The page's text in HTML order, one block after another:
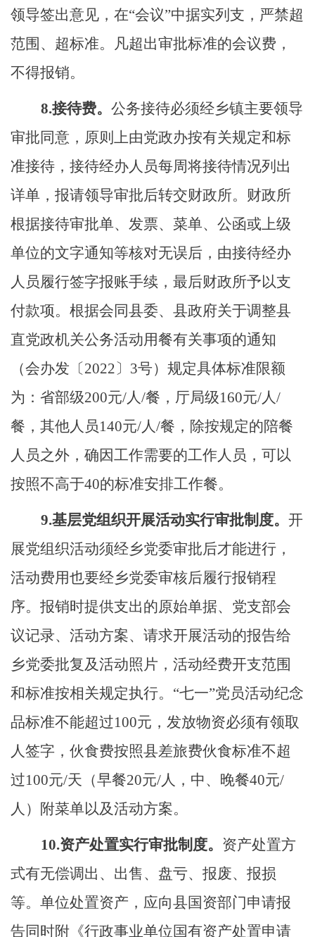
领导签出意见，在“会议”中据实列支，严禁超
范围、超标准。凡超出审批标准的会议费，
不得报销。
8.接待费。 公务接待必须经乡镇主要领导
审批同意，原则上由党政办按有关规定和标
准接待，接待经办人员每周将接待情况列出
详单，报请领导审批后转交财政所。财政所
根据接待审批单、发票、菜单、公函或上级
单位的文字通知等核对无误后 ， 由接待经办
人员履行签字报账手续，最后财政所予以支
付款项。根据会同县委、县政府关于调整县
直党政机关公务活动用餐有关事项的通知
（会办发 〔2022〕 3号）规定具体标准限额
为：省部级200元/人/餐，厅局级160元/人/
餐，其他人员140元/人/餐，除按规定的陪餐
人员之外，确因工作需要的工作人员，可以
按照不高于40的标准安排工作餐。
9.基层党组织开展活动实行审批制度。 开
展党组织活动须经乡党委审批后才能进行，
活动费用也要经乡党委审核后履行报销程
序。报销时提供支出的原始单据、党支部会
议记录、活动方案、请求开展活动的报告给
乡党委批复及活动照片，活动经费开支范围
和标准按相关规定执行。 “七一”党员活动纪念
品标准不能超过100元，发放物资必须有领取
人签字 ， 伙食费按照县差旅费伙食标准不超
过100元/天（早餐20元/人，中、晚餐40元/
人）附菜单以及活动方案。
10.资产处置实行审批制度。 资产处置方
式有无偿调出、出售、盘亏、报废、报损
等。单位处置资产，应向县国资部门申请报
告同时附《行政事业单位国有资产处置申请